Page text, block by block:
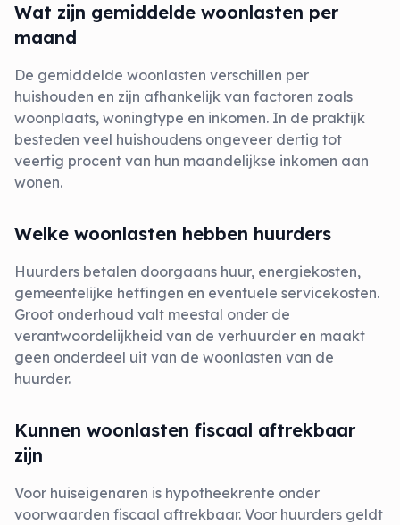
Wat zijn gemiddelde woonlasten per
maand
De gemiddelde woonlasten verschillen per
huishouden en zijn afhankelijk van factoren zoals
woonplaats, woningtype en inkomen. In de praktijk
besteden veel huishoudens ongeveer dertig tot
veertig procent van hun maandelijkse inkomen aan
wonen.
Welke woonlasten hebben huurders
Huurders betalen doorgaans huur, energiekosten,
gemeentelijke heffingen en eventuele servicekosten.
Groot onderhoud valt meestal onder de
verantwoordelijkheid van de verhuurder en maakt
geen onderdeel uit van de woonlasten van de
huurder.
Kunnen woonlasten fiscaal aftrekbaar
zijn
Voor huiseigenaren is hypotheekrente onder
voorwaarden fiscaal aftrekbaar. Voor huurders geldt